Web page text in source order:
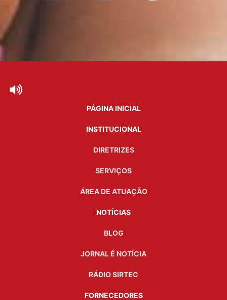
PÁGINA INICIAL
INSTITUCIONAL
DIRETRIZES
SERVIÇOS
ÁREA DE ATUAÇÃO
NOTÍCIAS
BLOG
JORNAL É NOTÍCIA
RÁDIO SIRTEC
FORNECEDORES